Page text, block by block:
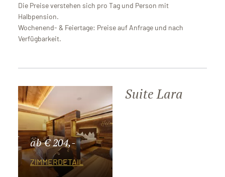
Die Preise verstehen sich pro Tag und Person mit
Halbpension.
Wochenend- & Feiertage: Preise auf Anfrage und nach
Verfügbarkeit.
ab € 204,-
ZIMMERDETAIL
Suite Lara